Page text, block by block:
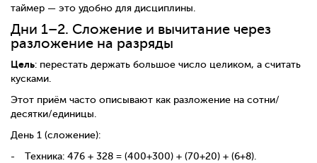
таймер — это удобно для дисциплины.
Дни 1–2. Сложение и вычитание через
разложение на разряды
Цель: перестать держать большое число целиком, а считать
кусками.
Этот приём часто описывают как разложение на сотни/
десятки/единицы.
День 1 (сложение):
Техника: 476 + 328 = (400+300) + (70+20) + (6+8).